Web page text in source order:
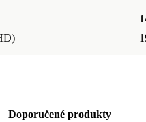
Doporučené produkty